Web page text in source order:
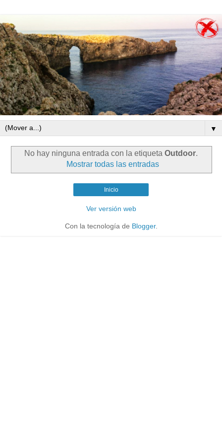
▼
No hay ninguna entrada con la etiqueta Outdoor.
Mostrar todas las entradas
Inicio
Ver versión web
Con la tecnología de Blogger.